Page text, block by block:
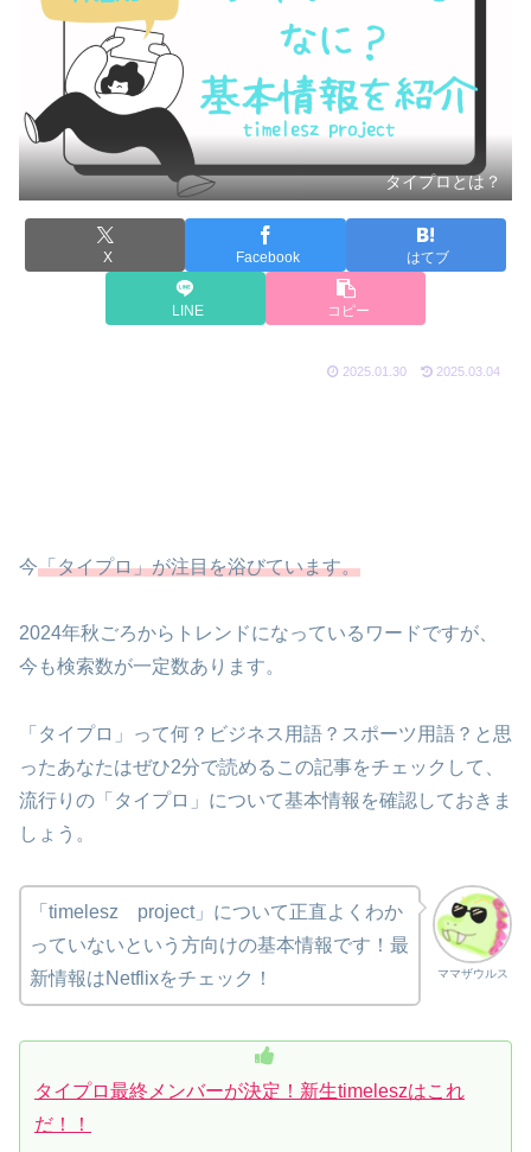
タイプロとは？
X Facebook はてブ
LINE コピー
2025.01.30 2025.03.04
今「タイプロ」が注目を浴びています。
2024年秋ごろからトレンドになっているワードですが、
今も検索数が一定数あります。
「タイプロ」って何？ビジネス用語？スポーツ用語？と思
ったあなたはぜひ2分で読めるこの記事をチェックして、
流行りの「タイプロ」について基本情報を確認しておきま
しょう。
ママザウルス
「timelesz project」について正直よくわか
っていないという方向けの基本情報です！最
新情報はNetflixをチェック！
タイプロ最終メンバーが決定！新生timeleszはこれ
だ！！